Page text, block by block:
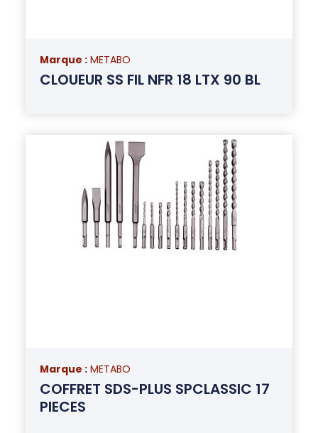
Marque : METABO
CLOUEUR SS FIL NFR 18 LTX 90 BL
Marque : METABO
COFFRET SDS-PLUS SPCLASSIC 17
PIECES